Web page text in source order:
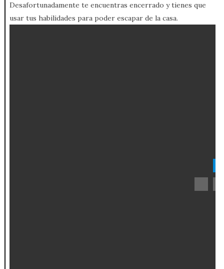
Desafortunadamente te encuentras encerrado y tienes que
usar tus habilidades para poder escapar de la casa.